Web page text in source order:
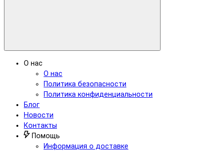
О нас
О нас
Политика безопасности
Политика конфиденциальности
Блог
Новости
Контакты
Помощь
Информация о доставке